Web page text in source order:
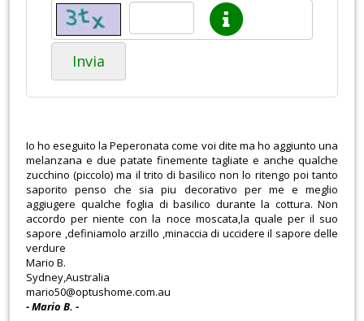
Invia
Io ho eseguito la Peperonata come voi dite ma ho aggiunto una
melanzana e due patate finemente tagliate e anche qualche
zucchino (piccolo) ma il trito di basilico non lo ritengo poi tanto
saporito penso che sia piu decorativo per me e meglio
aggiugere qualche foglia di basilico durante la cottura. Non
accordo per niente con la noce moscata,la quale per il suo
sapore ,definiamolo arzillo ,minaccia di uccidere il sapore delle
verdure
Mario B.
Sydney,Australia
mario50@optushome.com.au
- Mario B. -